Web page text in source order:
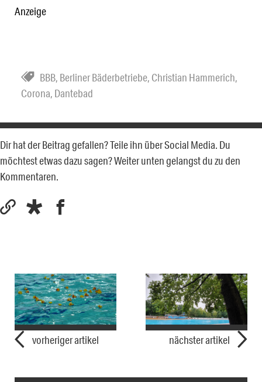
Anzeige
BBB, Berliner Bäderbetriebe, Christian Hammerich,
Corona, Dantebad
Dir hat der Beitrag gefallen? Teile ihn über Social Media. Du
möchtest etwas dazu sagen? Weiter unten gelangst du zu den
Kommentaren.
vorheriger artikel nächster artikel